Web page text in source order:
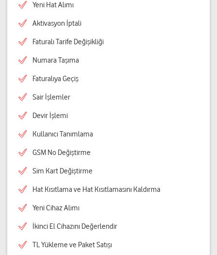
Yeni Hat Alımı
Aktivasyon İptali
Faturalı Tarife Değişikliği
Numara Taşıma
Faturalıya Geçiş
Sair İşlemler
Devir İşlemi
Kullanıcı Tanımlama
GSM No Değiştirme
Sim Kart Değiştirme
Hat Kısıtlama ve Hat Kısıtlamasını Kaldırma
Yeni Cihaz Alımı
İkinci El Cihazını Değerlendir
TL Yükleme ve Paket Satışı